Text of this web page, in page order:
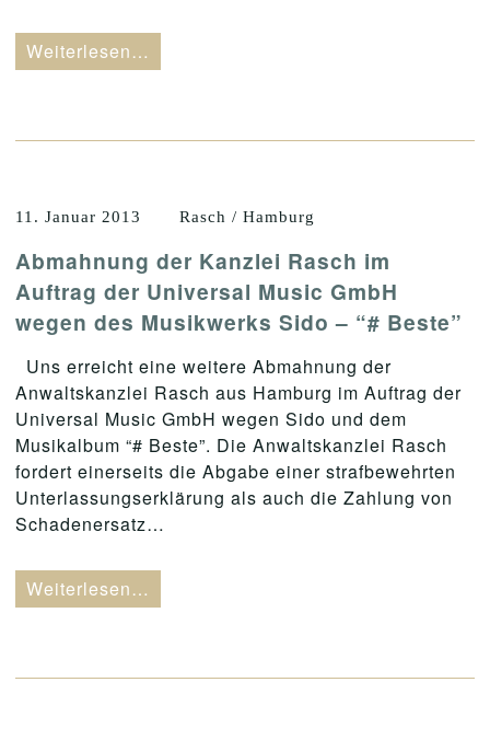
Weiterlesen…
11. Januar 2013 Rasch / Hamburg
Abmahnung der Kanzlei Rasch im
Auftrag der Universal Music GmbH
wegen des Musikwerks Sido – “# Beste”
Uns erreicht eine weitere Abmahnung der
Anwaltskanzlei Rasch aus Hamburg im Auftrag der
Universal Music GmbH wegen Sido und dem
Musikalbum “# Beste”. Die Anwaltskanzlei Rasch
fordert einerseits die Abgabe einer strafbewehrten
Unterlassungserklärung als auch die Zahlung von
Schadenersatz…
Weiterlesen…